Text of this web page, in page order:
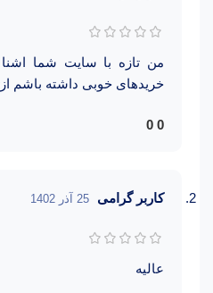
من تازه با سایت شما اشنا
خریدهای خوبی داشته باشم
0
0
کاربر گرامی 25 آذر 1402
عالیه